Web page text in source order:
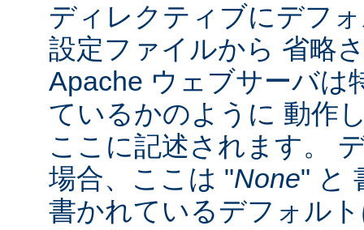
ディレクティブにデフ
設定ファイルから 省略
Apache ウェブサーバは
ているかのように 動作
ここに記述されます。
場合、ここは "None" と
書かれているデフォル